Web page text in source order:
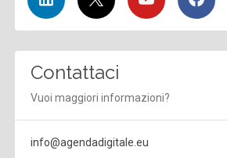
Contattaci
Vuoi maggiori informazioni?
info@agendadigitale.eu